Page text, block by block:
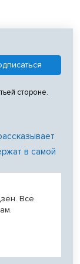
стороне.
в самой
Все